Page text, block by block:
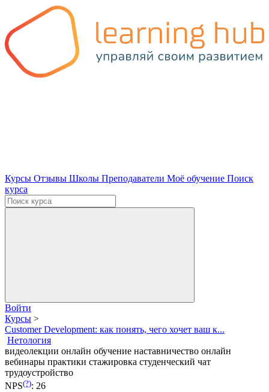
Курсы Отзывы Школы Преподаватели Моё обучение Поиск
курса
Войти
Курсы >
Customer Development: как понять, чего хочет ваш к...
Нетология
видеолекции онлайн обучение наставничество онлайн
вебинары практики стажировка студенческий чат
трудоустройство
NPS(?): 26